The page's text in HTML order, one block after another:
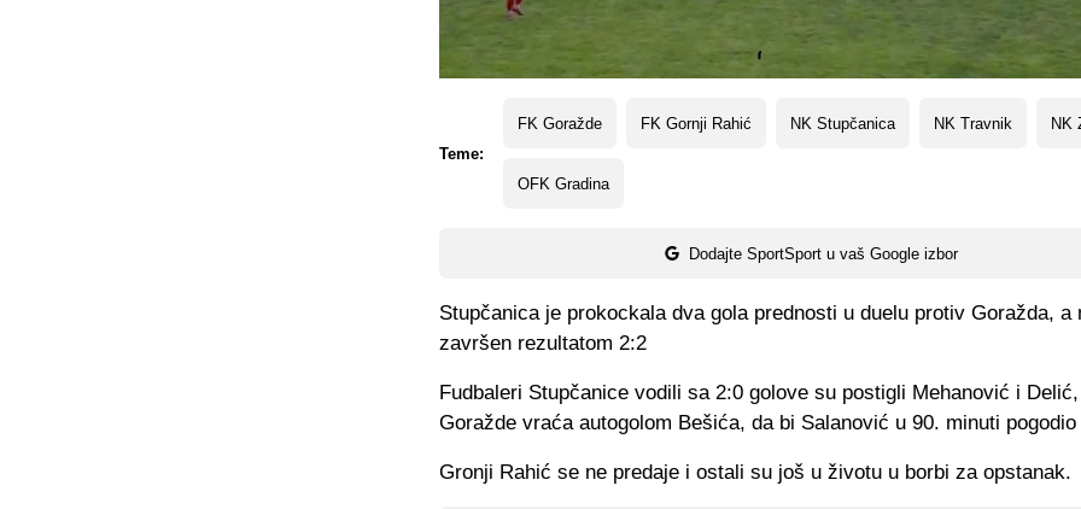
Teme:
FK Goražde FK Gornji Rahić NK Stupčanica NK Travnik NK
OFK Gradina
Dodajte SportSport u vaš Google izbor
Stupčanica je prokockala dva gola prednosti u duelu protiv Goražda, a
završen rezultatom 2:2
Fudbaleri Stupčanice vodili sa 2:0 golove su postigli Mehanović i
Goražde vraća autogolom Bešića, da bi Salanović u 90. minuti
Gronji Rahić se ne predaje i ostali su još u životu u borbi za opstanak.